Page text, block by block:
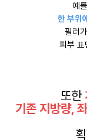
예
한 부위
필러
피부 표
또한
기존 지방량,